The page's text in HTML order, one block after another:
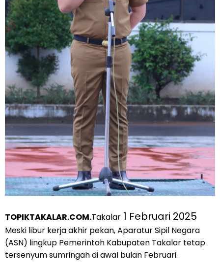
TOPIKTAKALAR.COM.Takalar 1 Februari 2025
Meski libur kerja akhir pekan, Aparatur Sipil Negara
(ASN) lingkup Pemerintah Kabupaten Takalar tetap
tersenyum sumringah di awal bulan Februari.